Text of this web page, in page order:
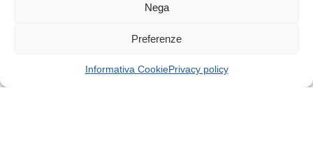
Nega
Preferenze
Informativa CookiePrivacy policy